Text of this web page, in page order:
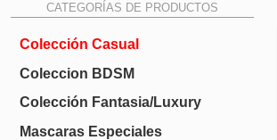
CATEGORÍAS DE PRODUCTOS
Colección Casual
Coleccion BDSM
Colección Fantasia/Luxury
Mascaras Especiales